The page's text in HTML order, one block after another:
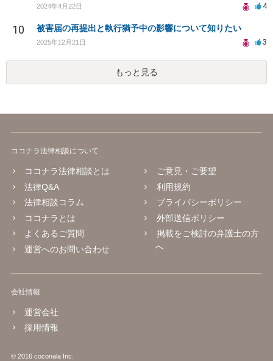
2024年4月22日 4
10 被害届の再提出と執行猶予中の影響について知りたい
2025年12月21日 3
もっと見る
ココナラ法律相談について
ココナラ法律相談とは
法律Q&A
法律相談コラム
ココナラとは
よくあるご質問
運営へのお問い合わせ
ご意見・ご要望
利用規約
プライバシーポリシー
外部送信ポリシー
掲載をご検討の弁護士の方
へ
会社情報
運営会社
採用情報
© 2016 coconala Inc.